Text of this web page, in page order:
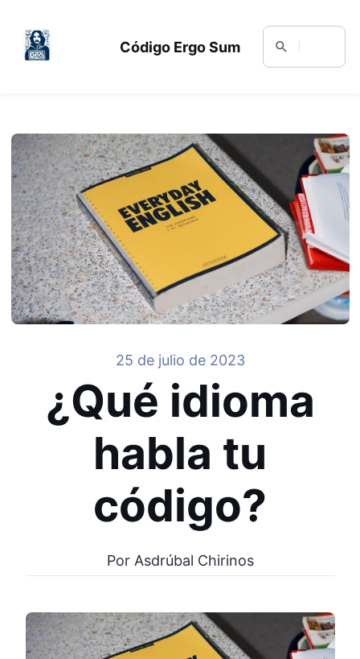
Código Ergo Sum
25 de julio de 2023
¿Qué idioma
habla tu
código?
Por Asdrúbal Chirinos